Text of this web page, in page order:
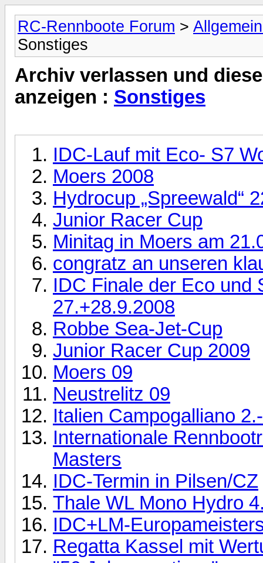
RC-Rennboote Forum >
Sonstiges
Archiv verlassen und
anzeigen : Sonstiges
IDC-Lauf mit Eco- S7
Moers 2008
Hydrocup „Spreewald“
Junior Racer Cup
Minitag in Moers am
congratz an unseren
IDC Finale der Eco und
27.+28.9.2008
Robbe Sea-Jet-Cup
Junior Racer Cup 2009
Moers 09
Neustrelitz 09
Italien Campogalliano
Internationale
Masters
IDC-Termin in Pilsen/CZ
Thale WL Mono Hydro
IDC+LM-
Regatta Kassel mit